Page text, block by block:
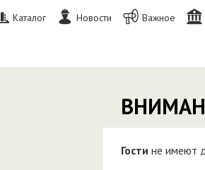
Каталог Новости Важное
Гости не имеют